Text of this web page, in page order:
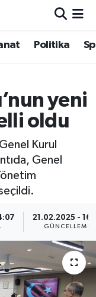
Politika
yeni
oldu
Kurul
Genel
21.02.2025 -
GÜNCELLEME